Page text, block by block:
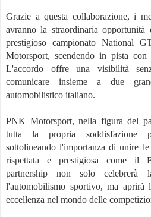
Grazie a questa collaborazione, i
avranno la straordinaria opportunità
prestigioso campionato National
Motorsport, scendendo in pista
L'accordo offre una visibilità
comunicare insieme a due
automobilistico italiano.
PNK Motorsport, nella figura del
tutta la propria soddisfazione
sottolineando l'importanza di unire
rispettata e prestigiosa come il
partnership non solo celebrerà
l'automobilismo sportivo, ma
eccellenza nel mondo delle